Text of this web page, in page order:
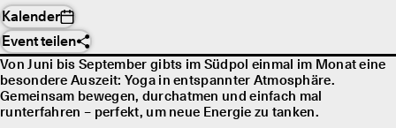
Kalender
Event teilen
Von Juni bis September gibts im Südpol einmal im Monat eine
besondere Auszeit: Yoga in entspannter Atmosphäre.
Gemeinsam bewegen, durchatmen und einfach mal
runterfahren – perfekt, um neue Energie zu tanken.